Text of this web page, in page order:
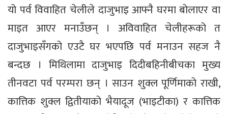
यो पर्व विवाहित चेलीले दाजुभाइ आफ्नै घरमा बोलाएर वा
माइत आएर मनाउँछन् । अविवाहित चेलीहरूको त
दाजुभाइसँगको एउटै घर भएपछि पर्व मनाउन सहज नै
बन्दछ । मिथिलामा दाजुभाइ दिदीबहिनीबीचका मुख्य
तीनवटा पर्व परम्परा छन् । साउन शुक्ल पूर्णिमाको राखी,
कात्तिक शुक्ल द्वितीयाको भैयादूज (भाइटीका) र कात्तिक